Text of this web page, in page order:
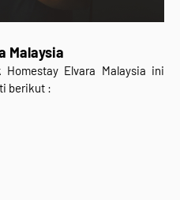
Malaysia
Elvara Malaysia ini
berikut :